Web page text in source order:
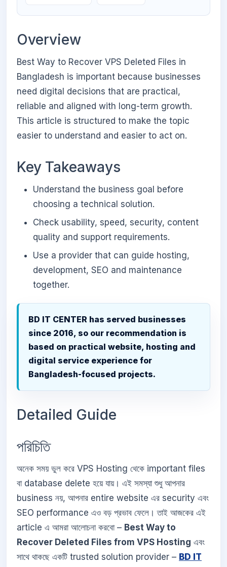
Overview
Best Way to Recover VPS Deleted Files in
Bangladesh is important because businesses
need digital decisions that are practical,
reliable and aligned with long-term growth.
This article is structured to make the topic
easier to understand and easier to act on.
Key Takeaways
Understand the business goal before
choosing a technical solution.
Check usability, speed, security, content
quality and support requirements.
Use a provider that can guide hosting,
development, SEO and maintenance
together.
BD IT CENTER has served businesses
since 2016, so our recommendation is
based on practical website, hosting and
digital service experience for
Bangladesh-focused projects.
Detailed Guide
পরিচিতি
অনেক সময় ভুল করে VPS Hosting থেকে important files
বা database delete হয়ে যায়। এই সমস্যা শুধু আপনার
business নয়, আপনার entire website এর security এবং
SEO performance এও বড় প্রভাব ফেলে। তাই আজকের এই
article এ আমরা আলোচনা করবো – Best Way to
Recover Deleted Files from VPS Hosting এবং
সাথে থাকছে একটি trusted solution provider – BD IT